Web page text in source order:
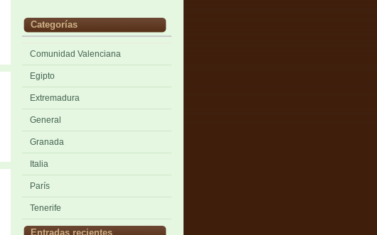
Categorías
Comunidad Valenciana
Egipto
Extremadura
General
Granada
Italia
París
Tenerife
Entradas recientes